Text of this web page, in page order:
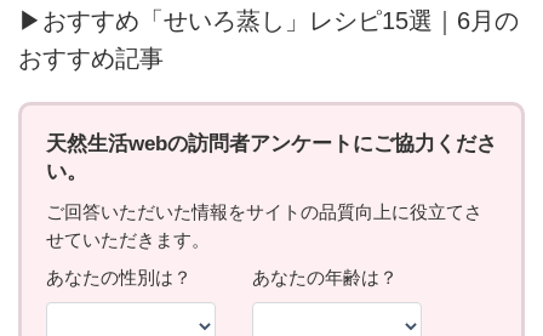
▶おすすめ「せいろ蒸し」レシピ15選｜6月の
おすすめ記事